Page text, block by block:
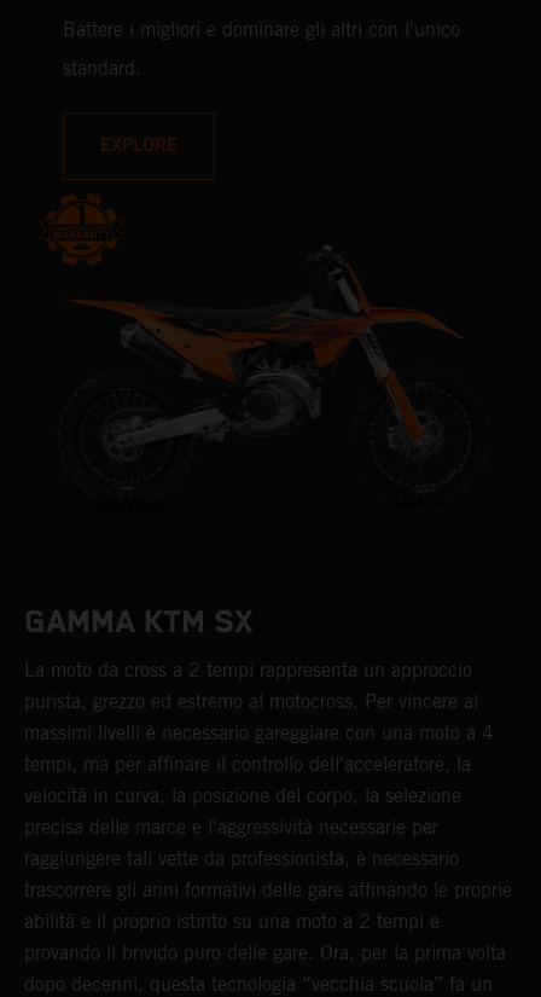
Battere i migliori e dominare gli altri con l'unico
standard.
EXPLORE
GAMMA KTM SX
La moto da cross a 2 tempi rappresenta un approccio
purista, grezzo ed estremo al motocross. Per vincere ai
massimi livelli è necessario gareggiare con una moto a 4
tempi, ma per affinare il controllo dell'acceleratore, la
velocità in curva, la posizione del corpo, la selezione
precisa delle marce e l'aggressività necessarie per
raggiungere tali vette da professionista, è necessario
trascorrere gli anni formativi delle gare affinando le proprie
abilità e il proprio istinto su una moto a 2 tempi e
provando il brivido puro delle gare. Ora, per la prima volta
dopo decenni, questa tecnologia “vecchia scuola” fa un